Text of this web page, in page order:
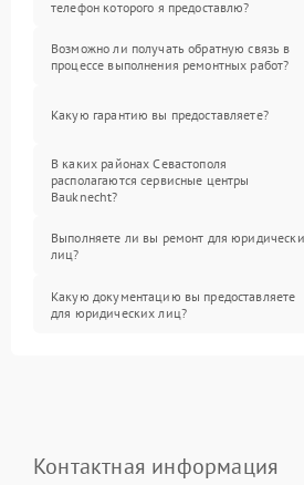
телефон которого я предоставлю?
Возможно ли получать обратную связь в
процессе выполнения ремонтных работ?
Какую гарантию вы предоставляете?
В каких районах Севастополя
располагаются сервисные центры
Bauknecht?
Выполняете ли вы ремонт для
лиц?
Какую документацию вы предоставляете
для юридических лиц?
Контактная информация